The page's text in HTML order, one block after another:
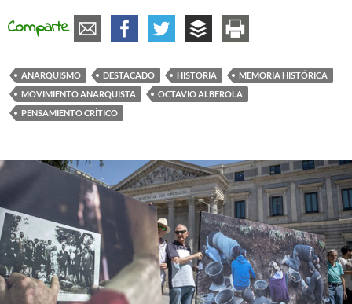
Comparte
ANARQUISMO DESTACADO HISTORIA
MEMORIA HISTÓRICA
MOVIMIENTO ANARQUISTA
OCTAVIO ALBEROLA
PENSAMIENTO CRÍTICO